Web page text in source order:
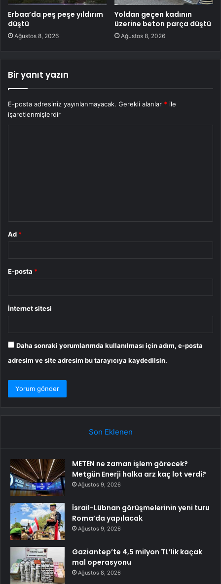
Erbaa’da peş peşe yıldırım
düştü
Ağustos 8, 2026
Yoldan geçen kadının
üzerine beton parça düştü
Ağustos 8, 2026
Bir yanıt yazın
E-posta adresiniz yayınlanmayacak. Gerekli alanlar * ile
işaretlenmişlerdir
Ad *
E-posta *
İnternet sitesi
Daha sonraki yorumlarımda kullanılması için adım, e-posta
adresim ve site adresim bu tarayıcıya kaydedilsin.
Son Eklenen
METEN ne zaman işlem görecek?
Metgün Enerji halka arz kaç lot verdi?
Ağustos 9, 2026
İsrail-Lübnan görüşmelerinin yeni turu
Roma’da yapılacak
Ağustos 9, 2026
Gaziantep’te 4,5 milyon TL’lik kaçak
mal operasyonu
Ağustos 8, 2026